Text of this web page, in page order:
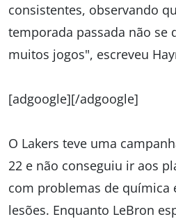
consistentes, observando
temporada passada não se
muitos jogos", escreveu
[adgoogle][/adgoogle]
O Lakers teve uma
22 e não conseguiu ir aos
com problemas de química
lesões. Enquanto LeBron